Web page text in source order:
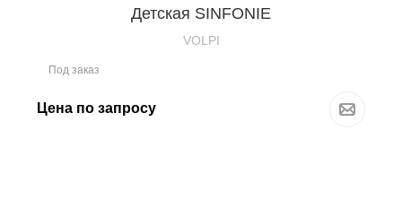
Детская SINFONIE
VOLPI
Под заказ
Цена по запросу